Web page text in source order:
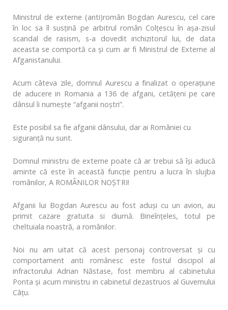
Ministrul de externe (anti)român Bogdan Aurescu, cel care
în loc sa îl susțină pe arbitrul român Colțescu în așa-zisul
scandal de rasism, s-a dovedit inchizitorul lui, de data
aceasta se comportă ca și cum ar fi Ministrul de Externe al
Afganistanului.
Acum câteva zile, domnul Aurescu a finalizat o operațiune
de aducere in Romania a 136 de afgani, cetățeni pe care
dânsul îi numește “afganii noștri”.
Este posibil sa fie afganii dânsului, dar ai României cu
siguranță nu sunt.
Domnul ministru de externe poate că ar trebui să își aducă
aminte că este în această funcție pentru a lucra în slujba
românilor, A ROMÂNILOR NOȘTRI!
Afganii lui Bogdan Aurescu au fost aduși cu un avion, au
primit cazare gratuita si diurnă. Bineînțeles, totul pe
cheltuiala noastră, a românilor.
Noi nu am uitat că acest personaj controversat și cu
comportament anti românesc este fostul discipol al
infractorului Adrian Năstase, fost membru al cabinetului
Ponta și acum ministru in cabinetul dezastruos al Guvernului
Câțu.